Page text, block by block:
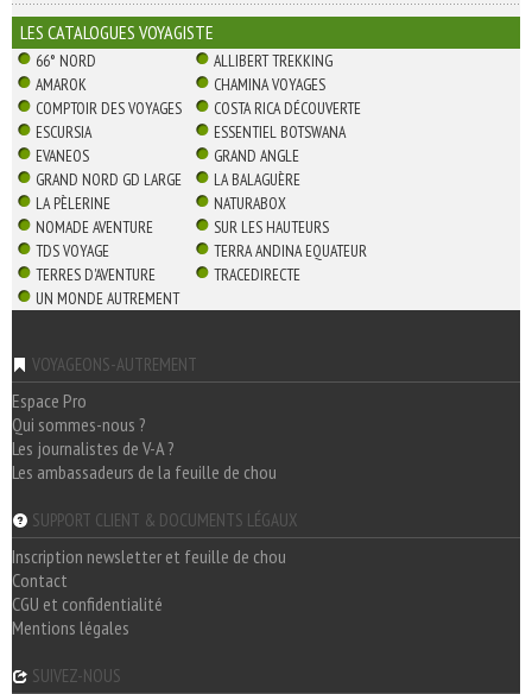
LES CATALOGUES VOYAGISTE
66° NORD
ALLIBERT TREKKING
AMAROK
CHAMINA VOYAGES
COMPTOIR DES VOYAGES
COSTA RICA DÉCOUVERTE
ESCURSIA
ESSENTIEL BOTSWANA
EVANEOS
GRAND ANGLE
GRAND NORD GD LARGE
LA BALAGUÈRE
LA PÈLERINE
NATURABOX
NOMADE AVENTURE
SUR LES HAUTEURS
TDS VOYAGE
TERRA ANDINA EQUATEUR
TERRES D'AVENTURE
TRACEDIRECTE
UN MONDE AUTREMENT
VOYAGEONS-AUTREMENT
Espace Pro
Qui sommes-nous ?
Les journalistes de V-A ?
Les ambassadeurs de la feuille de chou
SUPPORT CLIENT & DOCUMENTS LÉGAUX
Inscription newsletter et feuille de chou
Contact
CGU et confidentialité
Mentions légales
SUIVEZ-NOUS